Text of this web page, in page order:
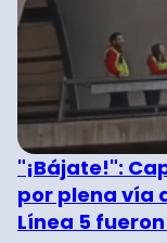
"¡Bájate!":
por plena vía
Línea 5